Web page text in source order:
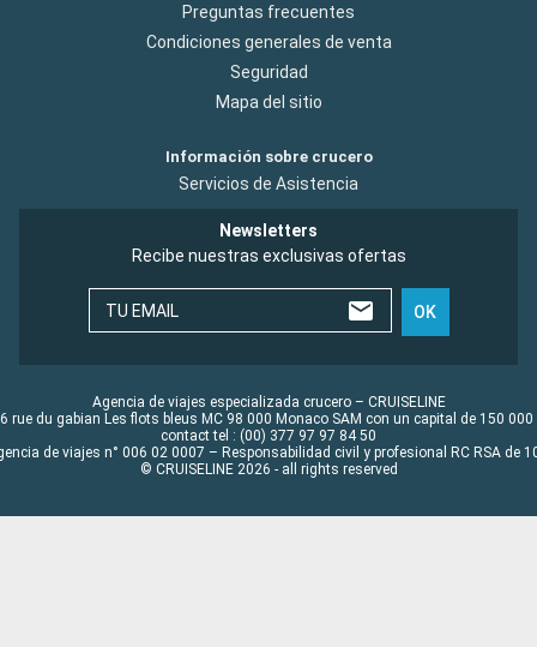
Preguntas frecuentes
Condiciones generales de venta
Seguridad
Mapa del sitio
Información sobre crucero
Servicios de Asistencia
Newsletters
Recibe nuestras exclusivas ofertas
TU EMAIL OK
Agencia de viajes especializada crucero – CRUISELINE
rue du gabian Les flots bleus MC 98 000 Monaco SAM con un capital de 150 000
contact tel : (00) 377 97 97 84 50
de viajes n° 006 02 0007 – Responsabilidad civil y profesional RC RSA de
© CRUISELINE 2026 - all rights reserved